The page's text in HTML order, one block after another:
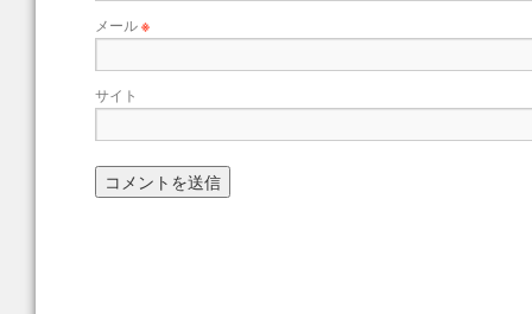
メール※
サイト